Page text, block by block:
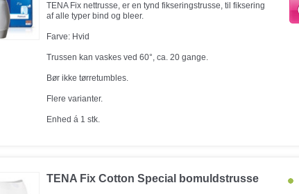
TENA Fix nettrusse, er en tynd fikseringstrusse, til fiksering
af alle typer bind og bleer.
Farve: Hvid
Trussen kan vaskes ved 60°, ca. 20 gange.
Bør ikke tørretumbles.
Flere varianter.
Enhed á 1 stk.
TENA Fix Cotton Special bomuldstrusse